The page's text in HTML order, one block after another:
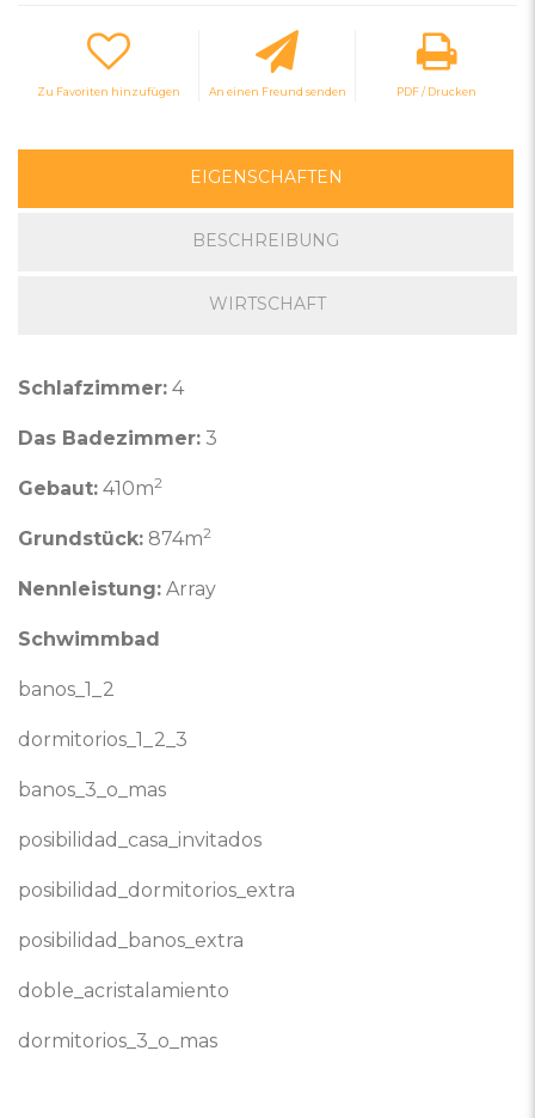
Zu Favoriten hinzufügen An einen Freund senden PDF / Drucken
EIGENSCHAFTEN
BESCHREIBUNG
WIRTSCHAFT
Schlafzimmer: 4
Das Badezimmer: 3
Gebaut: 410m2
Grundstück: 874m2
Nennleistung: Array
Schwimmbad
banos_1_2
dormitorios_1_2_3
banos_3_o_mas
posibilidad_casa_invitados
posibilidad_dormitorios_extra
posibilidad_banos_extra
doble_acristalamiento
dormitorios_3_o_mas